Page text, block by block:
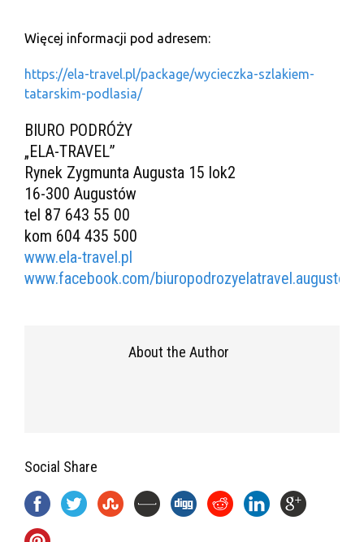
Więcej informacji pod adresem:
https://ela-travel.pl/package/wycieczka-szlakiem-
tatarskim-podlasia/
BIURO PODRÓŻY
„ELA-TRAVEL”
Rynek Zygmunta Augusta 15 lok2
16-300 Augustów
tel 87 643 55 00
kom 604 435 500
www.ela-travel.pl
www.facebook.com/biuropodrozyelatravel.augustow/
About the Author
Social Share